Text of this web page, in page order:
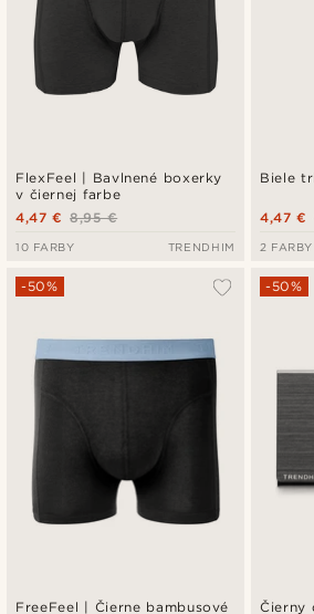
FlexFeel | Bavlnené boxerky
v čiernej farbe
8,95 €
4,47 €
10 FARBY TRENDHIM
Biele
4,47 €
2 FARBY
FreeFeel | Čierne bambusové
-50%
Čierny
-50%